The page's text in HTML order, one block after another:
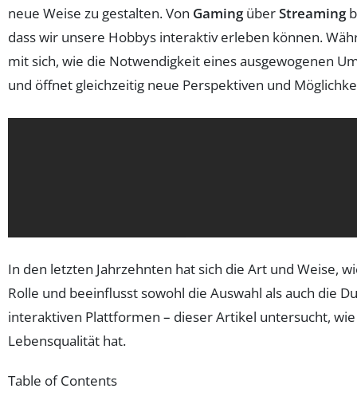
neue Weise zu gestalten. Von GamingüberStreaming
dass wir unsere Hobbys interaktiv erleben können.
mit sich, wie die Notwendigkeit eines ausgewogenen
und öffnet gleichzeitig neue Perspektiven und
In den letzten Jahrzehnten hat sich die Art und Weise,
Rolle und beeinflusst sowohl die Auswahl als auch die
interaktiven Plattformen – dieser Artikel untersucht,
Lebensqualität hat.
Table of Contents